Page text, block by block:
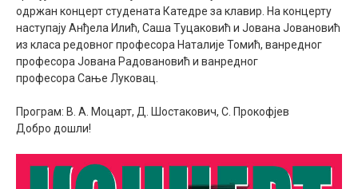
одржан концерт студената Катедре за клавир. На концерту
наступају Анђела Илић, Саша Туцаковић и Јована Јовановић
из класа редовног професора Наталије Томић, ванредног
професора Јована Радовановић и ванредног
професора Сање Луковац.
Програм: В. А. Моцарт, Д. Шостакович, С. Прокофјев
Добро дошли!